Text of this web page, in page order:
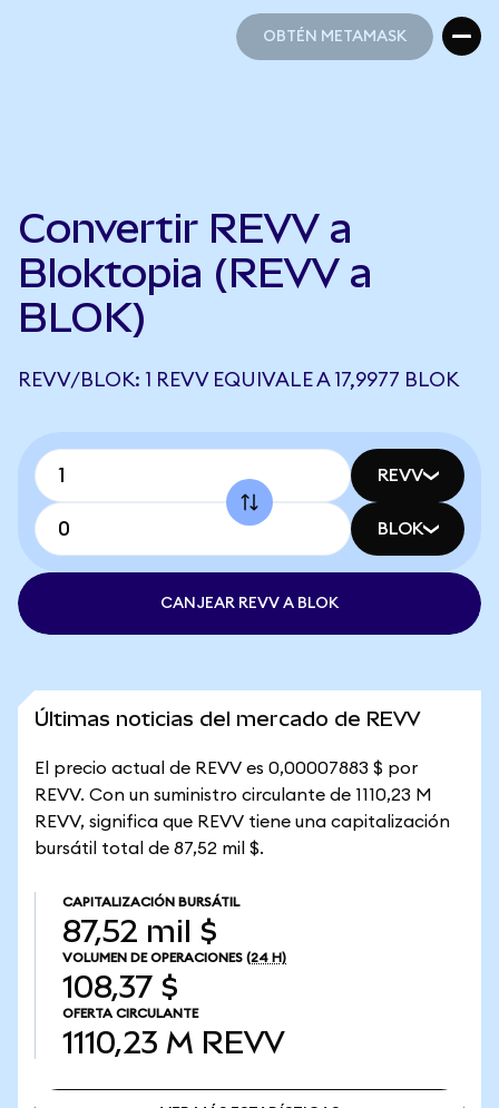
OBTÉN METAMASK
Convertir REVV a
Bloktopia (REVV a
BLOK)
REVV/BLOK: 1 REVV EQUIVALE A 17,9977 BLOK
REVV
BLOK
CANJEAR REVV A BLOK
Últimas noticias del mercado de REVV
El precio actual de REVV es 0,00007883 $ por
REVV. Con un suministro circulante de 1110,23 M
REVV, significa que REVV tiene una capitalización
bursátil total de 87,52 mil $.
CAPITALIZACIÓN BURSÁTIL
87,52 mil $
VOLUMEN DE OPERACIONES (24 H)
108,37 $
OFERTA CIRCULANTE
1110,23 M REVV